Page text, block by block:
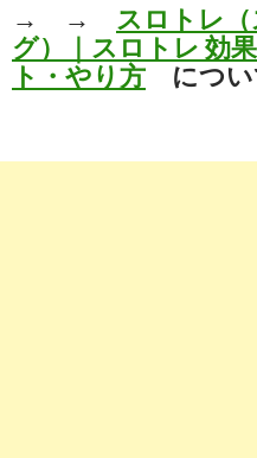
→ → スロトレ
グ）｜スロトレ 効
ト・やり方 につい